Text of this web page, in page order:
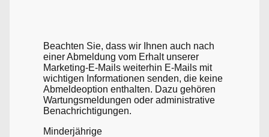
Beachten Sie, dass wir Ihnen auch nach
einer Abmeldung vom Erhalt unserer
Marketing-E-Mails weiterhin E-Mails mit
wichtigen Informationen senden, die keine
Abmeldeoption enthalten. Dazu gehören
Wartungsmeldungen oder administrative
Benachrichtigungen.
Minderjährige